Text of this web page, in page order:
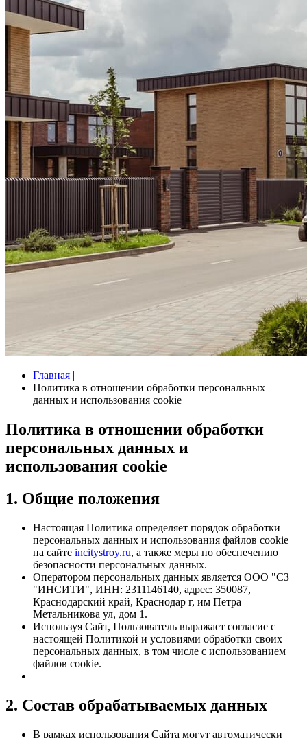
Главная |
Политика в отношении обработки персональных
данных и использования cookie
Политика в отношении обработки
персональных данных и
использования cookie
1. Общие положения
Настоящая Политика определяет порядок обработки
персональных данных и использования файлов cookie
на сайте incitystroy.ru, а также меры по обеспечению
безопасности персональных данных.
Оператором персональных данных является ООО "СЗ
"ИНСИТИ", ИНН: 2311146140, адрес: 350087,
Краснодарский край, Краснодар г, им Петра
Метальникова ул, дом 1.
Используя Сайт, Пользователь выражает согласие с
настоящей Политикой и условиями обработки своих
персональных данных, в том числе с использованием
файлов cookie.
2. Состав обрабатываемых данных
В рамках использования Сайта могут автоматически